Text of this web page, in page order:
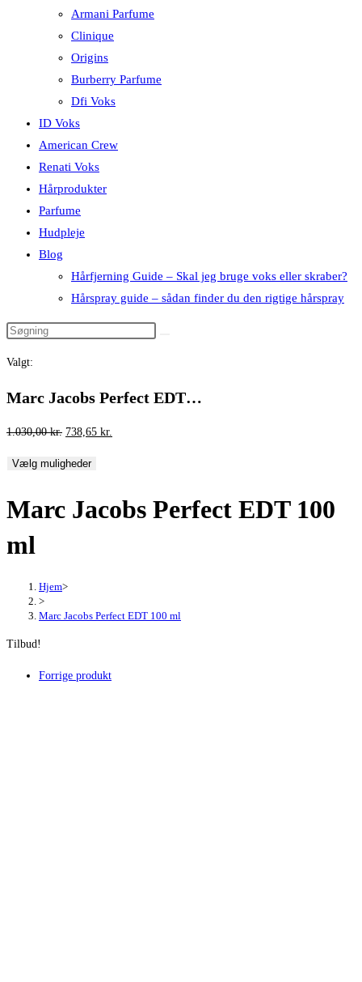
Armani Parfume
Clinique
Origins
Burberry Parfume
Dfi Voks
ID Voks
American Crew
Renati Voks
Hårprodukter
Parfume
Hudpleje
Blog
Hårfjerning Guide – Skal jeg bruge voks eller skraber?
Hårspray guide – sådan finder du den rigtige hårspray
Valgt:
Marc Jacobs Perfect EDT…
1.030,00kr. Den
pris
1.030,00 kr..
738,65 kr.
738,65 kr..
Vælg muligheder
Marc Jacobs Perfect EDT 100
ml
Hjem>
>
Marc Jacobs Perfect EDT 100 ml
Tilbud!
Forrige produkt